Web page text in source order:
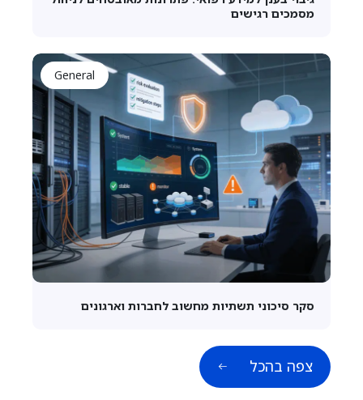
מסמכים רגישים
General
סקר סיכוני תשתיות מחשוב לחברות וארגונים
צפה בהכל